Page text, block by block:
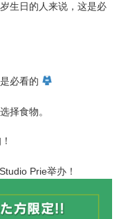
生日的人来说，这是必
必看的
择食物。
Prie举办！